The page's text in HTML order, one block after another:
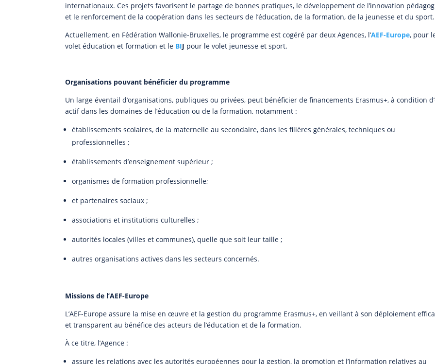
internationaux. Ces projets favorisent le partage de bonnes pratiques, le développement de l’innovation
et le renforcement de la coopération dans les secteurs de l’éducation, de la formation, de la jeunesse et du sport.
Actuellement, en Fédération Wallonie-Bruxelles, le programme est cogéré par deux Agences, l’AEF-Europe, pour
volet éducation et formation et le BIJ pour le volet jeunesse et sport.
Organisations pouvant bénéficier du programme
Un large éventail d’organisations, publiques ou privées, peut bénéficier de financements Erasmus+, à condition
actif dans les domaines de l’éducation ou de la formation, notamment :
établissements scolaires, de la maternelle au secondaire, dans les filières générales, techniques ou
professionnelles ;
établissements d’enseignement supérieur ;
organismes de formation professionnelle;
et partenaires sociaux ;
associations et institutions culturelles ;
autorités locales (villes et communes), quelle que soit leur taille ;
autres organisations actives dans les secteurs concernés.
Missions de l’AEF-Europe
L’AEF-Europe assure la mise en œuvre et la gestion du programme Erasmus+, en veillant à son déploiement
et transparent au bénéfice des acteurs de l’éducation et de la formation.
À ce titre, l’Agence :
assure les relations avec les autorités européennes pour la gestion, la promotion et l’information relatives au